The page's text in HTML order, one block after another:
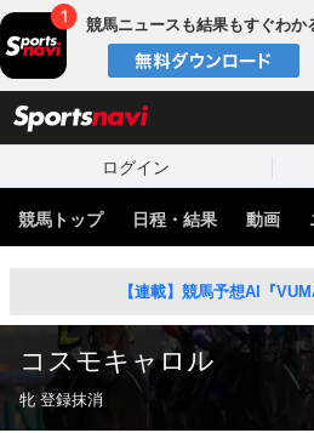
競馬ニュースも結果もすぐわか
ログイン
競馬トップ 日程・結果 動画
【連載】競馬予想AI『
コスモキャロル
牝 登録抹消